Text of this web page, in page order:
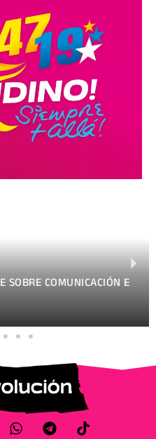
SOBRE COMUNICACIÓN E